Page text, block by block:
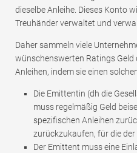
dieselbe Anleihe. Dieses Konto
Treuhänder verwaltet und
Daher sammeln viele
wünschenswerten Ratings Geld
Anleihen, indem sie einen
Die Emittentin (dh die
muss regelmäßig Geld
spezifischen Anleihen
zurückzukaufen, für die
Der Emittent muss eine